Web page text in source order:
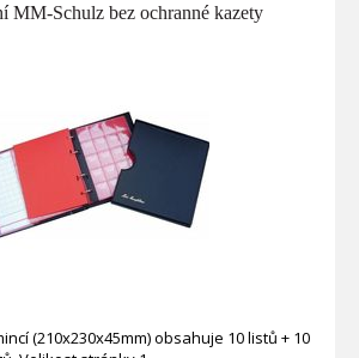
MM-Schulz bez ochranné kazety
(210x230x45mm) obsahuje 10 listů + 10